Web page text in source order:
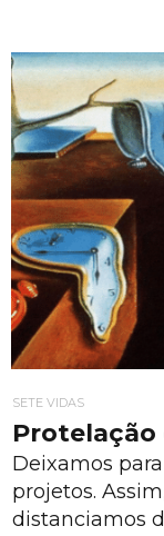
SETE VIDAS
Protelação
Deixamos
projetos.
distanciamos